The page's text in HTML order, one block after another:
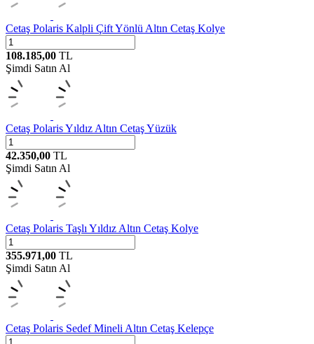
Cetaş Polaris Kalpli Çift Yönlü Altın Cetaş Kolye
108.185,00 TL
Şimdi Satın Al
Cetaş Polaris Yıldız Altın Cetaş Yüzük
42.350,00 TL
Şimdi Satın Al
Cetaş Polaris Taşlı Yıldız Altın Cetaş Kolye
355.971,00 TL
Şimdi Satın Al
Cetaş Polaris Sedef Mineli Altın Cetaş Kelepçe